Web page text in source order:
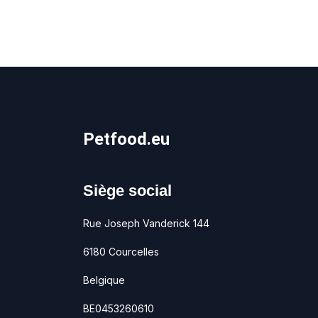
Petfood.eu
Siège social
Rue Joseph Vanderick 144
6180 Courcelles
Belgique
BE0453260610